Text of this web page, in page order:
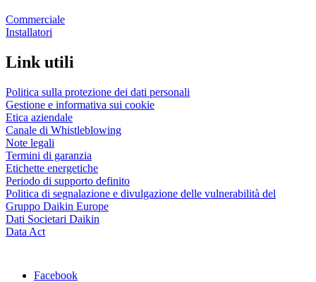
Commerciale
Installatori
Link utili
Politica sulla protezione dei dati personali
Gestione e informativa sui cookie
Etica aziendale
Canale di Whistleblowing
Note legali
Termini di garanzia
Etichette energetiche
Periodo di supporto definito
Politica di segnalazione e divulgazione delle vulnerabilità del
Gruppo Daikin Europe
Dati Societari Daikin
Data Act
Facebook